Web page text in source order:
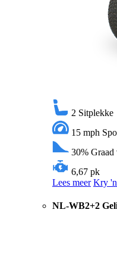
2 Sitplekke
15 mph
30% Graad
6,67 pk
Lees meer Kry
NL-WB2+2